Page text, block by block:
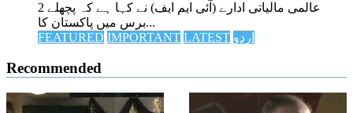
عالمی مالیاتی ادارے (آئی ایم ایف) نے کہا ہے کہ پچھلے 2
برس میں پاکستان کا...
FEATURED IMPORTANT LATEST اردو
Recommended